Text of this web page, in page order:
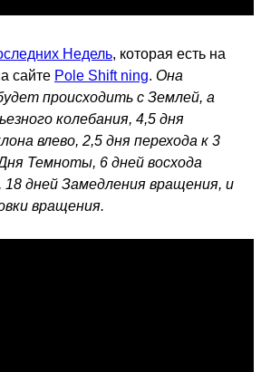
Недель, которая есть на
сайте Pole Shift ning. Она
происходить с Землей, а
колебания, 4,5 дня
влево, 2,5 дня перехода к 3
Темноты, 6 дней восхода
18 дней Замедления вращения, и
вращения.